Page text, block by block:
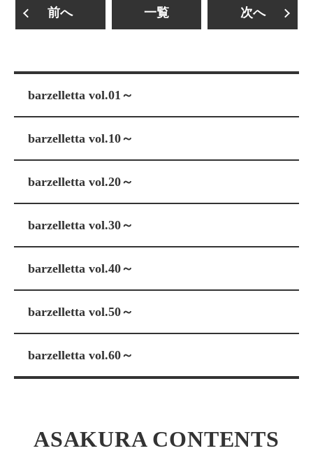
前へ 一覧 次へ
barzelletta vol.01～
barzelletta vol.10～
barzelletta vol.20～
barzelletta vol.30～
barzelletta vol.40～
barzelletta vol.50～
barzelletta vol.60～
ASAKURA CONTENTS